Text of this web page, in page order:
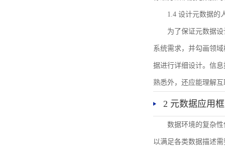
1.4 设计元数据的
为了保证元数据
系统需求，并勾画领
据进行详细设计。信
熟悉外，还应能理解
2 元数据应用
数据环境的复杂
以满足各类数据描述